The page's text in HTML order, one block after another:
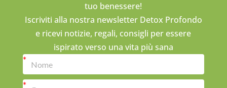
tuo benessere!
Iscriviti alla nostra newsletter Detox Profondo
e ricevi notizie, regali, consigli per essere
ispirato verso una vita più sana